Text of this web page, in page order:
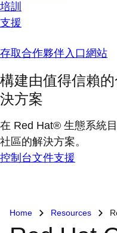
培訓
支援
存取合作夥伴入口網站
構建由值得信賴
決方案
在 Red Hat® 生態系統
社區的解決方案。
控制台文件支援
Home Resources